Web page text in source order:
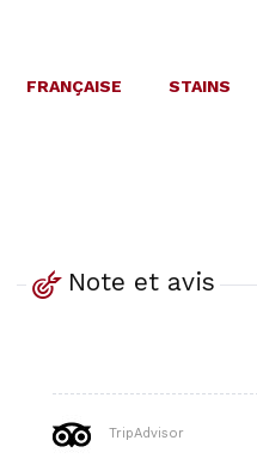
FRANÇAISE STAINS
Note et avis
TripAdvisor